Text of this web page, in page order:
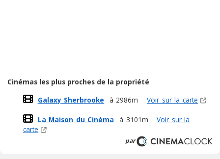
Cinémas les plus proches de la propriété
Galaxy Sherbrooke
à 2986m Voir sur la carte
La Maison du Cinéma à 3101m
Voir sur la
carte
par